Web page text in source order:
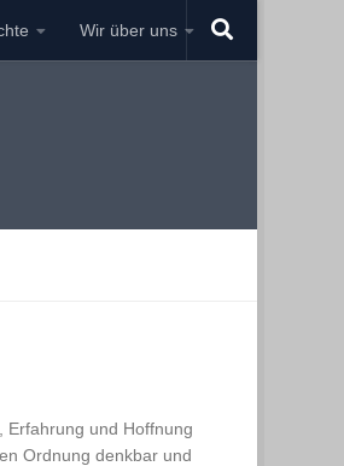
Wir über uns
Erfahrung und Hoffnung
Ordnung denkbar und